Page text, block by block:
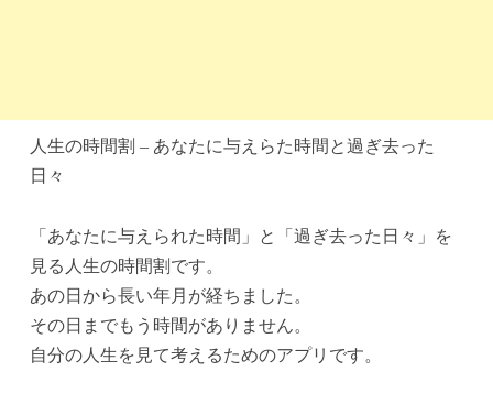
人生の時間割 – あなたに与えらた時間と過ぎ去った
日々
「あなたに与えられた時間」と「過ぎ去った日々」を
見る人生の時間割です。
あの日から長い年月が経ちました。
その日までもう時間がありません。
自分の人生を見て考えるためのアプリです。